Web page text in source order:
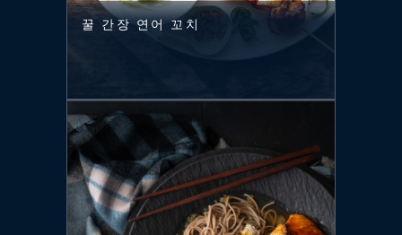
꿀 간장 연어 꼬치